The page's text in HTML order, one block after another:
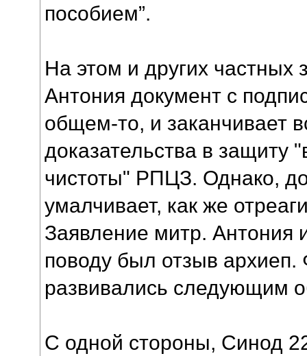
пособием”.
На этом и других частных
Антония документ с
общем-то, и заканчивает
доказательства в защиту
чистоты" РПЦЗ. Однако,
умалчивает, как же
Заявление митр. Антония
поводу был отзыв
развивались следующим
С одной стороны, Синод